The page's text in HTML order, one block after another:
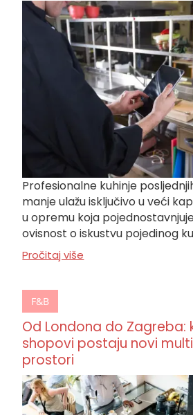
Profesionalne kuhinje
manje ulažu isključivo u veći
u opremu koja
ovisnost o iskustvu pojedinog
Pročitaj više
F&B
Od Londona do Zagreba:
shopovi postaju novi
prostori